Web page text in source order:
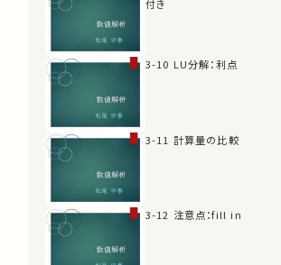
付き
3-10 LU分解：利点
3-11 計算量の比較
3-12 注意点：fill in